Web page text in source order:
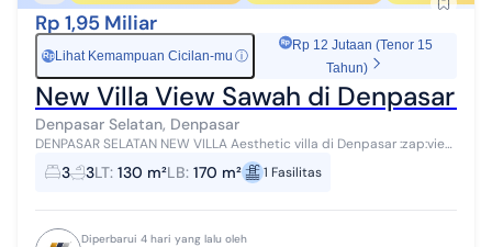
Rp 1,95 Miliar
Rp Lihat Kemampuan Cicilan-mu ⓘ
Rp 12 Jutaan (Tenor 15
Tahun)
New Villa View Sawah di Denpasar
Denpasar Selatan, Denpasar
DENPASAR SELATAN NEW VILLA Aesthetic villa di Denpasar :zap:view
sawah :zap:dekat Pelabuhan Benoa :zap:dekat public fasiltas di
Denpasar - Badung...
3 3LT: 130 m²LB: 170 m² 1 Fasilitas
Diperbarui 4 hari yang lalu oleh